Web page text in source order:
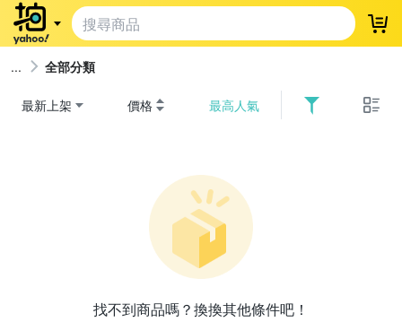
登
全部分類
最新上架 價格 最高人氣
找不到商品嗎？換換其他條件吧！